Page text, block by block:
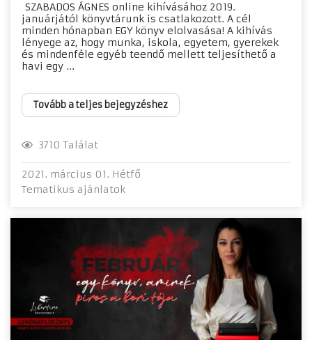
SZABADOS ÁGNES online kihívásához 2019.
januárjától könyvtárunk is csatlakozott. A cél
minden hónapban EGY könyv elolvasása! A kihívás
lényege az, hogy munka, iskola, egyetem, gyerekek
és mindenféle egyéb teendő mellett teljesíthető a
havi egy ...
Tovább a teljes bejegyzéshez
3710 Találat
2021. március 01. Hétfő
Tematikus ajánlatok